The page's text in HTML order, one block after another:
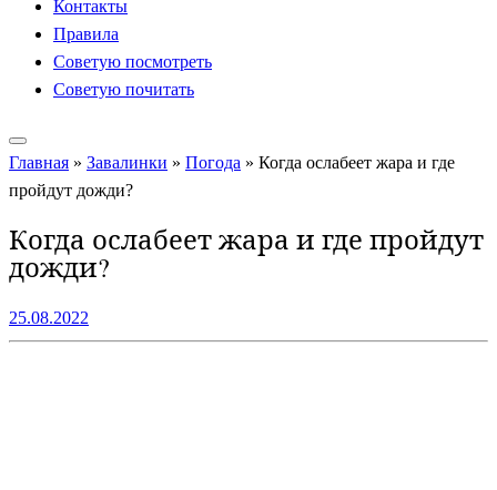
Контакты
Правила
Советую посмотреть
Советую почитать
Главная » Завалинки » Погода » Когда ослабеет жара и где
пройдут дожди?
Когда ослабеет жара и где пройдут
дожди?
25.08.2022